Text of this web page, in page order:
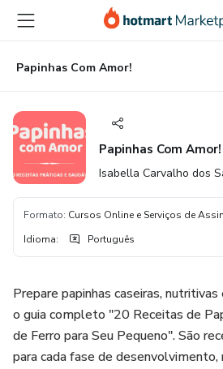
para
conteúdo
principal
para
pagamento
para
rodapé
Papinhas Com Amor!
Papinhas Com Amor!
Isabella Carvalho dos
Formato: Cursos Online e Serviços de
Idioma: Português
Prepare papinhas caseiras,
o guia completo "20 Receitas de
de Ferro para Seu Pequeno". São
para cada fase de desenvolvimento,